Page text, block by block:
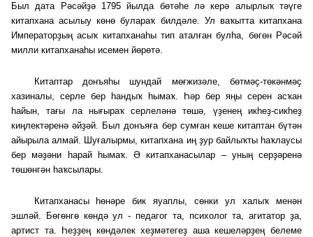
Был дата Рәсәйҙә 1795 йылда бөтәһе лә керә алырлыҡ тәүге
китапхана асылыу көнө булараҡ билдәле. Ул ваҡытта китапхана
Императорҙың асыҡ китапханаһы тип аталған булһа, бөгөн Рәсәй
милли китапханаһы исемен йөрөтә.
Китаптар донъяһы шундай мөғжизәле, бөтмәҫ-төкәнмәҫ
хазиналы, серле бер һандыҡ һымаҡ. Һәр бер яңы серен асҡан
һайын, тағы ла нығыраҡ серлеләнә төшә, үҙенең икһеҙ-сикһеҙ
киңлектәренә әйҙәй. Был донъяға бер сумған кеше китаптан бүтән
айырыла алмай. Шуғалырмы, китапхана иң ҙур байлыҡты һаҡлаусы
бер мәҙәни һарай һымаҡ. Ә китапханасылар – уның серҙәренә
төшөнгән һаҡсылары.
Китапханасы һѳнәре бик яуаплы, сѳнки ул халыҡ менән
эшләй. Бѳгѳнгѳ кѳндә ул - педагог та, психолог та, агитатор ҙа,
артист та. Һеҙҙең кѳндәлек хеҙмәтегеҙ аша кешеләрҙең белеме